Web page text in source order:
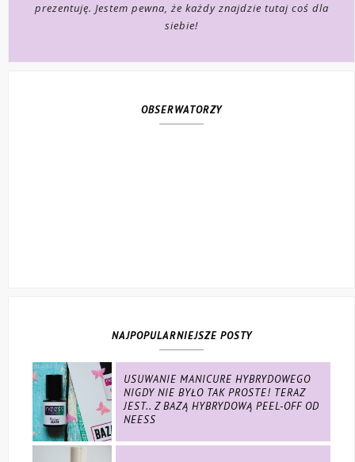
prezentuję. Jestem pewna, że każdy znajdzie tutaj coś dla
siebie!
OBSERWATORZY
NAJPOPULARNIEJSZE POSTY
USUWANIE MANICURE HYBRYDOWEGO
NIGDY NIE BYŁO TAK PROSTE! TERAZ
JEST.. Z BAZĄ HYBRYDOWĄ PEEL-OFF OD
NEESS